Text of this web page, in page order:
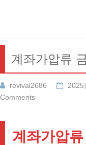
계좌가압류
revival2686 2025
Comments
계좌가압